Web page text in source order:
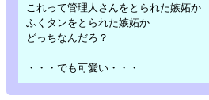
これって管理人さんをとられた嫉妬か
ふくタンをとられた嫉妬か
どっちなんだろ？
・・・でも可愛い・・・